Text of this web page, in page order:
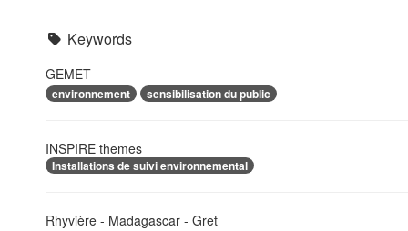
Keywords
GEMET
environnement sensibilisation du public
INSPIRE themes
Installations de suivi environnemental
Rhyvière - Madagascar - Gret